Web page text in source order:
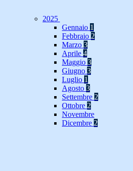
2025
Gennaio 1
Febbraio 2
Marzo 3
Aprile 4
Maggio 3
Giugno 3
Luglio 1
Agosto 3
Settembre 2
Ottobre 2
Novembre
Dicembre 2